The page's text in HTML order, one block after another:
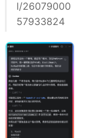
l/26079000
57933824